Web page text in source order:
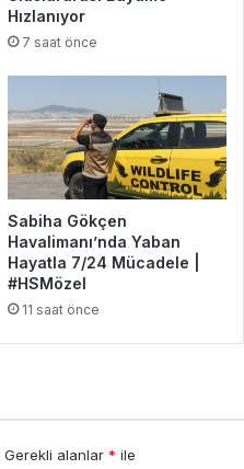
Hızlanıyor
7 saat önce
Sabiha Gökçen
Havalimanı’nda Yaban
Hayatla 7/24 Mücadele |
#HSMözel
11 saat önce
Gerekli alanlar * ile